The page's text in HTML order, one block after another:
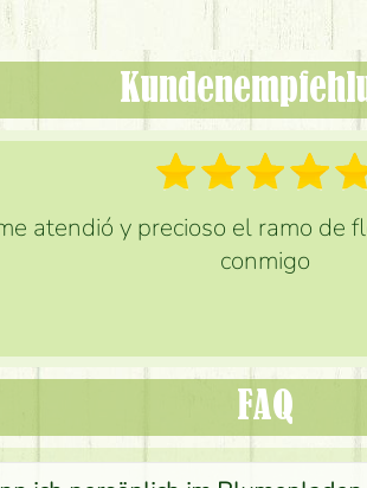
atendió y precioso el ramo de
conmigo
FAQ